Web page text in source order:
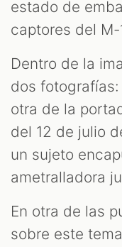
estado de
captores del M-
Dentro de la
dos
otra de la
del 12 de julio
un sujeto
ametralladora
En otra de las
sobre este